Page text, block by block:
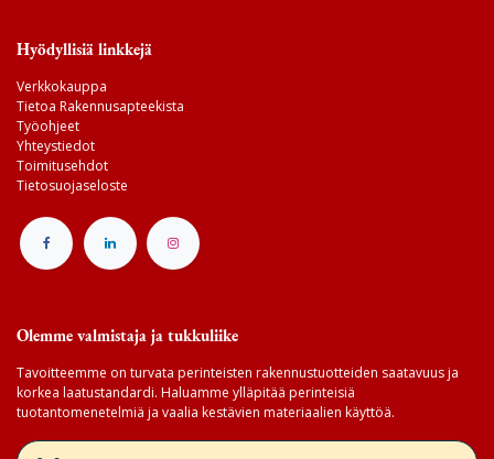
Hyödyllisiä linkkejä
Verkkokauppa
Tietoa Rakennusapteekista
Työohjeet
Yhteystiedot
Toimitusehdot
Tietosuojaseloste
Olemme valmistaja ja tukkuliike
Tavoitteemme on turvata perinteisten rakennustuotteiden saatavuus ja
korkea laatustandardi. Haluamme ylläpitää perinteisiä
tuotantomenetelmiä ja vaalia kestävien materiaalien käyttöä.